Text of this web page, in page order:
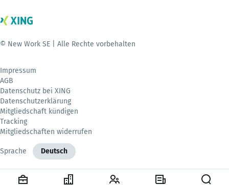
© New Work SE | Alle Rechte vorbehalten
Impressum
AGB
Datenschutz bei XING
Datenschutzerklärung
Mitgliedschaft kündigen
Tracking
Mitgliedschaften widerrufen
Sprache Deutsch